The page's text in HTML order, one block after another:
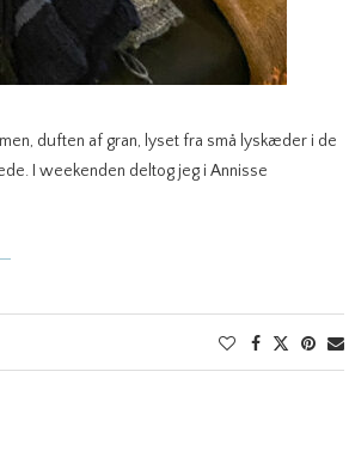
duften af gran, lyset fra små lyskæder i de
I weekenden deltog jeg i Annisse